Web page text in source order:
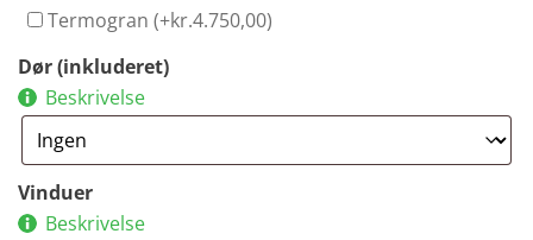
Termogran (+kr.4.750,00)
Dør (inkluderet)
Beskrivelse
Vinduer
Beskrivelse